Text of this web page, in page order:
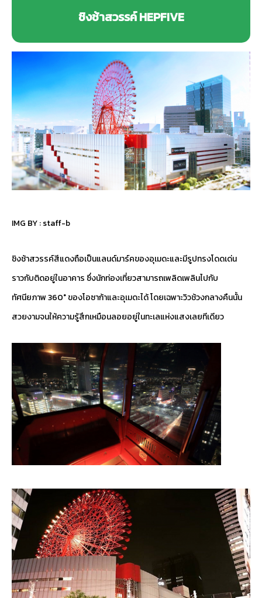
ชิงช้าสวรรค์ HEPFIVE
IMG BY :staff-b
ชิงช้าสวรรค์สีแดงถือเป็นแลนด์มาร์คของอุเมดะและมีรูปทรงโดดเด่น
ราวกับติดอยู่ในอาคาร ซึ่งนักท่องเที่ยวสามารถเพลิดเพลินไปกับ
ทัศนียภาพ 360° ของโอซาก้าและอุเมดะได้ โดยเฉพาะวิวช้วงกลางคืนนั้น
สวยงามจนให้ความรู้สึกเหมือนลอยอยู่ในทะเลแห่งแสงเลยทีเดียว